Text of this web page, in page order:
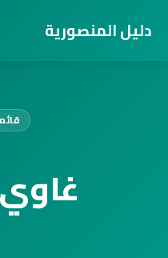
دليل المنصورية